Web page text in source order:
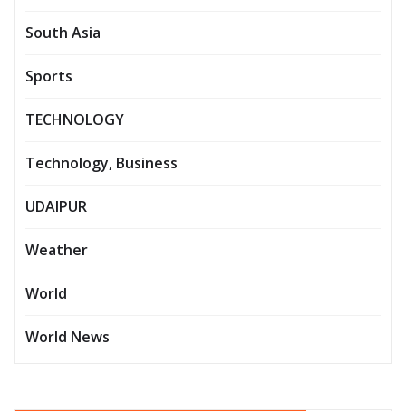
South Asia
Sports
TECHNOLOGY
Technology, Business
UDAIPUR
Weather
World
World News